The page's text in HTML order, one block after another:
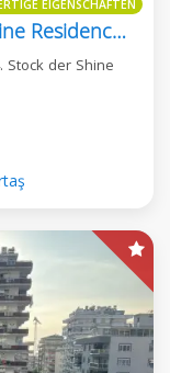
EIGENSCHAFTEN
1+1-Wohnung In Demirtaş – Shine Residence, 55 M²
Stock der Shine